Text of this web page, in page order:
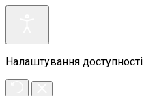
Налаштування доступності